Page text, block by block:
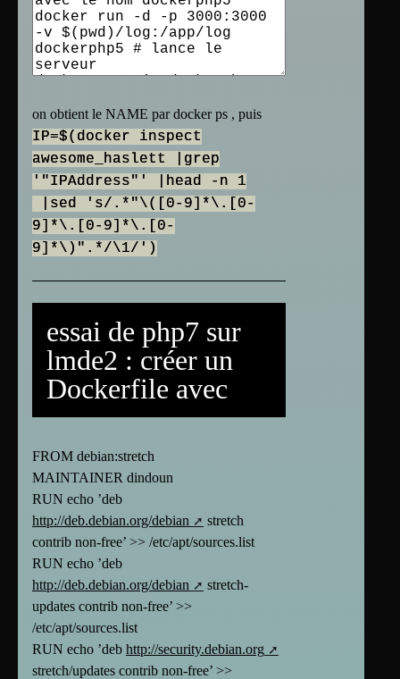
on obtient le NAME par docker ps , puis
IP=$(docker inspect
awesome_haslett |grep
'"IPAddress"' |head -n 1
|sed 's/.*"\([0-9]*\.[0-
9]*\.[0-9]*\.[0-
9]*\)".*/\1/')
essai de php7 sur
lmde2 : créer un
Dockerfile avec
FROM debian:stretch
MAINTAINER dindoun
RUN echo ’deb
http://deb.debian.org/debian
stretch
contrib non-free’ >> /etc/apt/sources.list
RUN echo ’deb
http://deb.debian.org/debian
stretch-
updates contrib non-free’ >>
/etc/apt/sources.list
RUN echo ’deb http://security.debian.org
stretch/updates contrib non-free’ >>